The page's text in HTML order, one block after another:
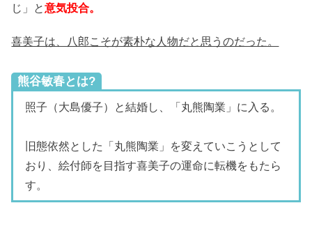
じ」と意気投合。
喜美子は、八郎こそが素朴な人物だと思うのだった。
熊谷敏春とは?
照子（大島優子）と結婚し、「丸熊陶業」に入る。
旧態依然とした「丸熊陶業」を変えていこうとして
おり、絵付師を目指す喜美子の運命に転機をもたら
す。